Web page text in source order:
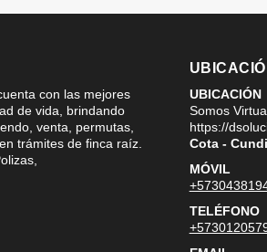
con las mejores
de vida, brindando
venta, permutas,
trámites de finca raíz.
UBICACIÓN
Somos
https://
Cota -
MÓVIL
TELÉFONO